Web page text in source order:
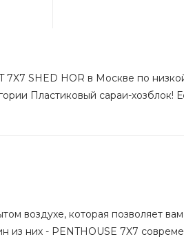
SHED HOR в Москве по
Пластиковый сараи-
воздухе, которая позволяет
из них - PENTHOUSE 7X7